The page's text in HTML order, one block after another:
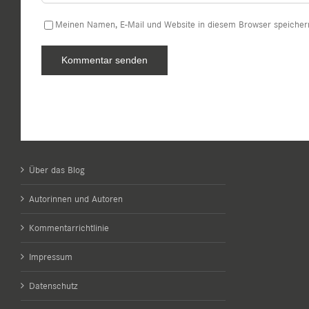
Meinen Namen, E-Mail und Website in diesem Browser
Über das Blog
Autorinnen und Autoren
Kommentarrichtlinie
Impressum
Datenschutz